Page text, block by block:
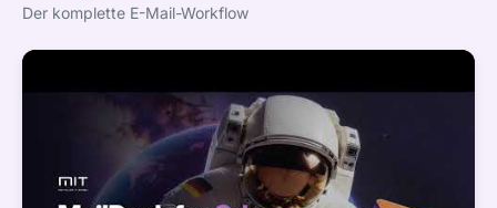
Der komplette E-Mail-Workflow